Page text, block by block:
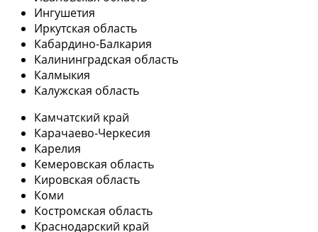
Ингушетия
Иркутская область
Кабардино-Балкария
Калининградская область
Калмыкия
Калужская область
Камчатский край
Карачаево-Черкесия
Карелия
Кемеровская область
Кировская область
Коми
Костромская область
Краснодарский край